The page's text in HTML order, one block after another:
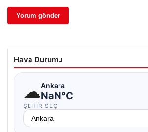
Hava Durumu
☁Ankara
NaN°C
ŞEHIR SEÇ